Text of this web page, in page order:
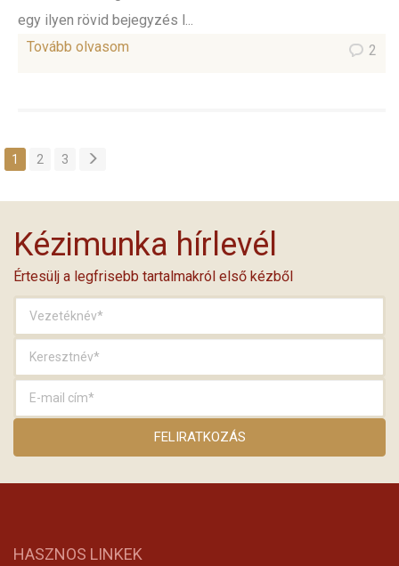
egy ilyen rövid bejegyzés l...
Tovább olvasom
2
1 2 3
Kézimunka hírlevél
Értesülj a legfrisebb tartalmakról első kézből
HASZNOS LINKEK